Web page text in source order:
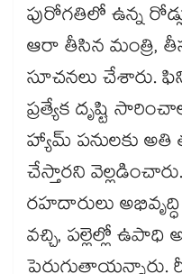
పురోగతిలో ఉన్న
ఆరా తీసిన మంత్రి,
సూచనలు చేశారు.
ప్రత్యేక దృష్టి
హ్యామ్ పనులకు అతి
చేస్తారని
రహదారులు
వచ్చి, పల్లెల్లో ఉపాధి